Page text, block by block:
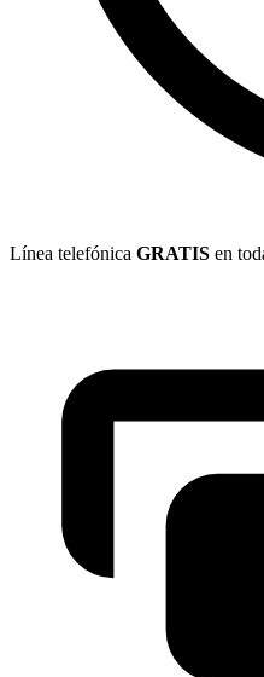
Línea telefónica GRATIS en